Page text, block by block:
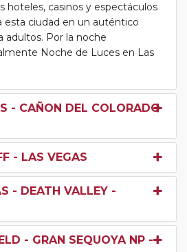
hoteles, casinos y espectáculos
esta ciudad en un auténtico
adultos. Por la noche
Noche de Luces en Las
- CAÑON DEL COLORADO
- LAS VEGAS
- DEATH VALLEY -
- GRAN SEQUOYA NP -